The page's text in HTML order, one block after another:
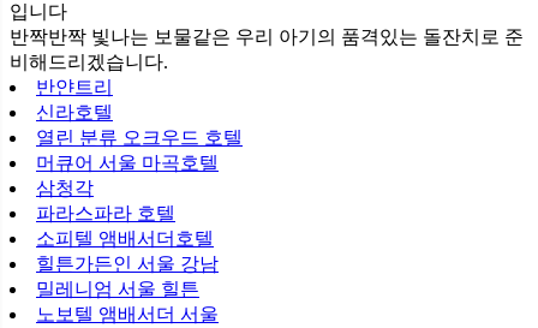
입니다
반짝반짝 빛나는 보물같은 우리 아기의 품격있는 돌잔치로 준
비해드리겠습니다.
반얀트리
신라호텔
열린 분류 오크우드 호텔
머큐어 서울 마곡호텔
삼청각
파라스파라 호텔
소피텔 앰배서더호텔
힐튼가든인 서울 강남
밀레니엄 서울 힐튼
노보텔 앰배서더 서울